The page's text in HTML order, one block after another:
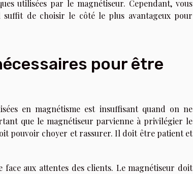
utilisées par le magnétiseur. Cependant, vous
de choisir le côté le plus avantageux pour
pour être
en magnétisme est insuffisant quand on ne
que le magnétiseur parvienne à privilégier le
pouvoir choyer et rassurer. Il doit être patient et
face aux attentes des clients. Le magnétiseur doit